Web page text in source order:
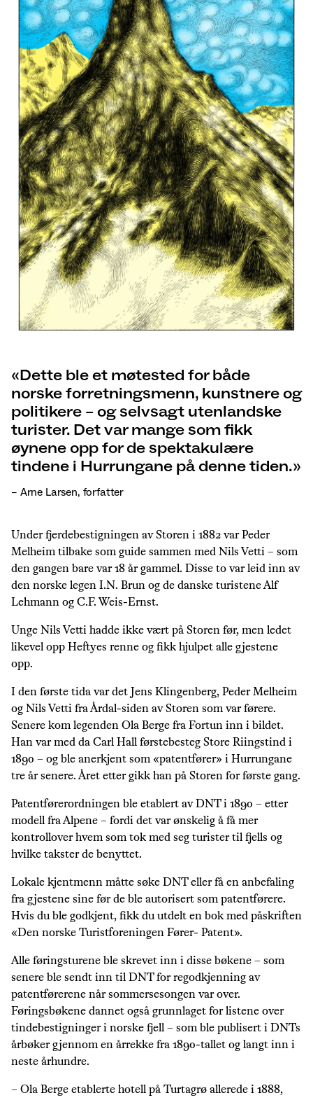
Under fjerdebestigningen av Storen i 1882 var Peder
Melheim tilbake som guide sammen med Nils Vetti – som
den gangen bare var 18 år gammel. Disse to var leid inn av
den norske legen I.N. Brun og de danske turistene Alf
Lehmann og C.F. Weis-Ernst.
Unge Nils Vetti hadde ikke vært på Storen før, men ledet
likevel opp Heftyes renne og fikk hjulpet alle gjestene
opp.
I den første tida var det Jens Klingenberg, Peder Melheim
og Nils Vetti fra Årdal-siden av Storen som var førere.
Senere kom legenden Ola Berge fra Fortun inn i bildet.
Han var med da Carl Hall førstebesteg Store Riingstind i
1890 – og ble anerkjent som «patentfører» i Hurrungane
tre år senere. Året etter gikk han på Storen for første gang.
Patentførerordningen ble etablert av DNT i 1890 – etter
modell fra Alpene – fordi det var ønskelig å få mer
kontrollover hvem som tok med seg turister til fjells og
hvilke takster de benyttet.
Lokale kjentmenn måtte søke DNT eller få en anbefaling
fra gjestene sine før de ble autorisert som patentførere.
Hvis du ble godkjent, fikk du utdelt en bok med påskriften
«Den norske Turistforeningen Fører- Patent».
Alle føringsturene ble skrevet inn i disse bøkene – som
senere ble sendt inn til DNT for regodkjenning av
patentførerene når sommersesongen var over.
Føringsbøkene dannet også grunnlaget for listene over
tindebestigninger i norske fjell – som ble publisert i DNTs
årbøker gjennom en årrekke fra 1890-tallet og langt inn i
neste århundre.
– Ola Berge etablerte hotell på Turtagrø allerede i 1888,
Dette ble et møtested for både
norske forretningsmenn, kunstnere og
politikere – og selvsagt utenlandske
turister. Det var mange som fikk
øynene opp for de spektakulære
tindene i Hurrungane på denne tiden.
– Arne Larsen, forfatter